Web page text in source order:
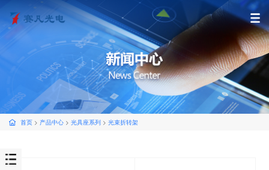
首页 > 产品中心 > 光具座系列 > 光束折转架